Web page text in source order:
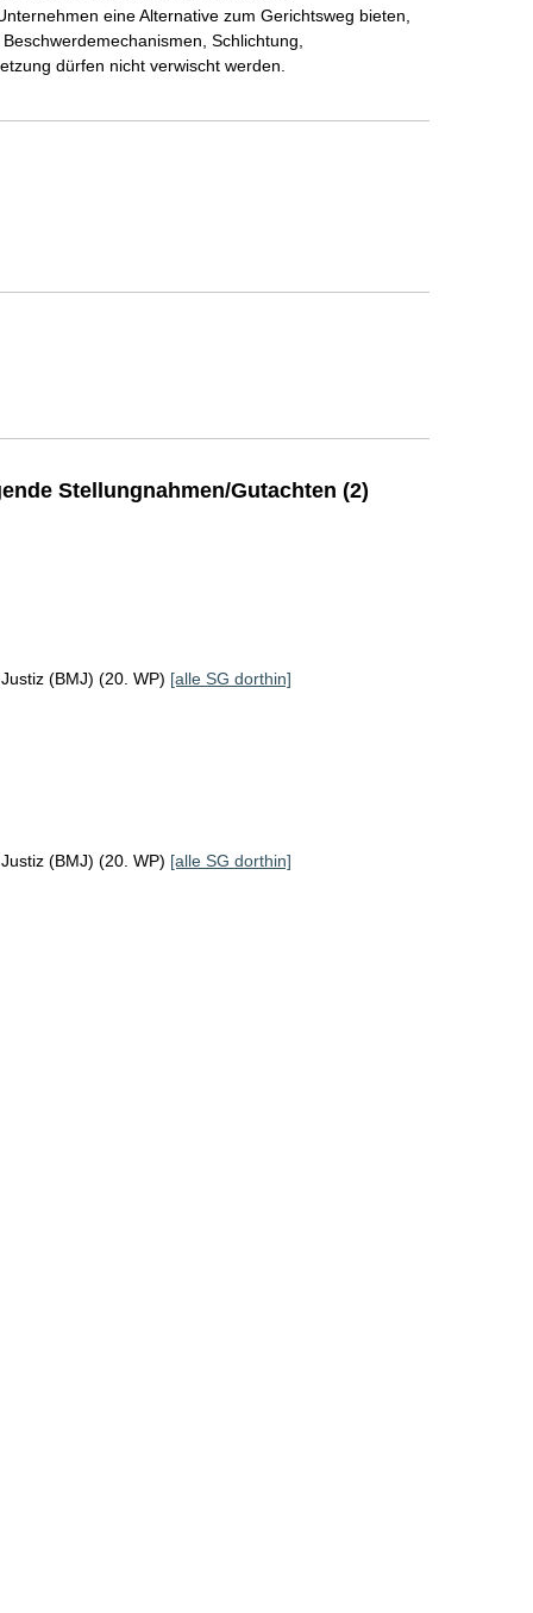
eine Alternative zum Gerichtsweg bieten,
Schlichtung,
dürfen nicht verwischt werden.
Stellungnahmen/Gutachten (2)
(BMJ) (20. WP) [alle SG dorthin]
(BMJ) (20. WP) [alle SG dorthin]